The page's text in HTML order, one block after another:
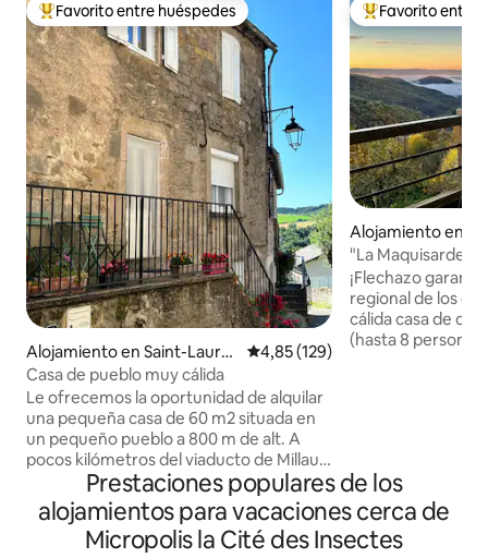
Favorito entre los huéspedes más destacados
Favorito entre huéspedes
Alojamiento en Saint-Laure
nt-de-Lévézou
Calificación promedio: 4,85 de
4,85 (129)
Casa de pueblo muy cálida
Le ofrecemos la oportunidad de alquilar
una pequeña casa de 60 m2 situada en
un pequeño pueblo a 800 m de alt. A
pocos kilómetros del viaducto de Millau,
las gargantas del Tarn, los lagos de
Lévézou, Micropolis, Larzac y el Museo
Soulages en Rodez. caminatas Venga a
disfrutar, el tiempo de una estancia
Favorito entre
Favorito entre
Alojamiento en
"La Maquisarde"
¡Flechazo
regional de los
cálida casa de
(hasta 8
sauna privada!
de la casa y, para
bañarse en los
Tarn es un
Prestaciones populares de los
alojamientos para vacaciones cerca de
Micropolis la Cité des Insectes